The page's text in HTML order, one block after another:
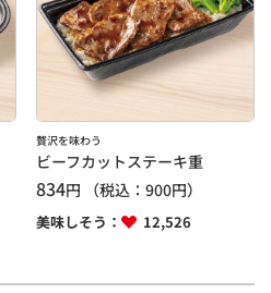
贅沢を味わう
ビーフカットステーキ重
834円 （税込：900円）
美味しそう： 12,526